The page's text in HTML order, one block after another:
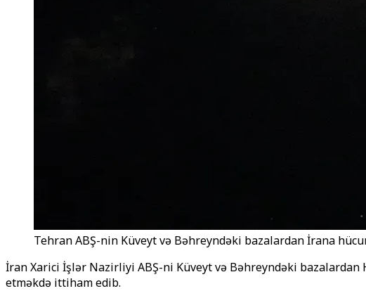
Tehran ABŞ-nin Küveyt və Bəhreyndəki bazalardan İrana
İran Xarici İşlər Nazirliyi ABŞ-ni Küveyt və Bəhreyndəki
etməkdə ittiham edib.